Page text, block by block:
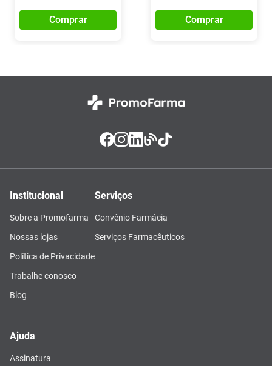
Comprar Comprar
Institucional
Sobre a Promofarma
Nossas lojas
Política de Privacidade
Trabalhe conosco
Blog
Serviços
Convênio Farmácia
Serviços Farmacêuticos
Ajuda
Assinatura